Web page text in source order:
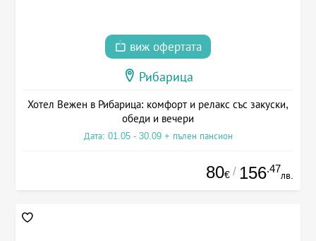
виж офертата
Рибарица
Хотел Вежен в Рибарица: комфорт и релакс със закуски,
обеди и вечери
Дата: 01.05 - 30.09 + пълен пансион
80€ / 156.47
лв.